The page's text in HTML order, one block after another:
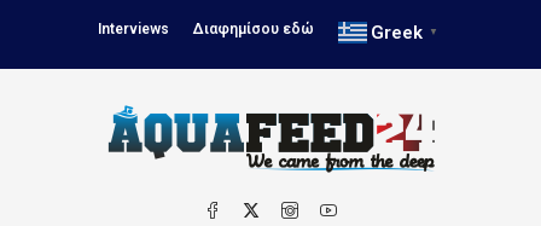
Interviews Διαφημίσου εδώ Greek ▼